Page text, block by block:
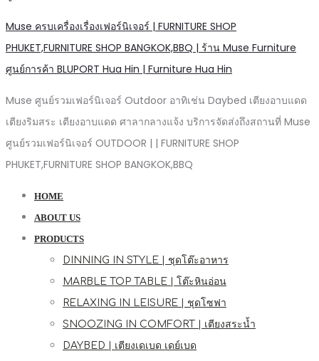
Muse ครบเครื่องเรื่องเฟอร์นิเจอร์ | FURNITURE SHOP
PHUKET,FURNITURE SHOP BANGKOK,BBQ | ร้าน Muse Furniture
ศูนย์การค้า BLUPORT Hua Hin | Furniture Hua Hin
Muse ศูนย์รวมเฟอร์นิเจอร์ Outdoor อาทิเช่น Daybed เตียงอาบแดด
เตียงริมสระ เตียงอาบแดด ศาลากลางแจ้ง บริการจัดส่งถึงสถานที่ Muse
ศูนย์รวมเฟอร์นิเจอร์ OUTDOOR | | FURNITURE SHOP
PHUKET,FURNITURE SHOP BANGKOK,BBQ
HOME
ABOUT US
PRODUCTS
DINNING IN STYLE | ชุดโต๊ะอาหาร
MARBLE TOP TABLE | โต๊ะหินอ่อน
RELAXING IN LEISURE | ชุดโซฟา
SNOOZING IN COMFORT | เตียงสระน้ำ
DAYBED | เตียงเดเบด เดย์เบด